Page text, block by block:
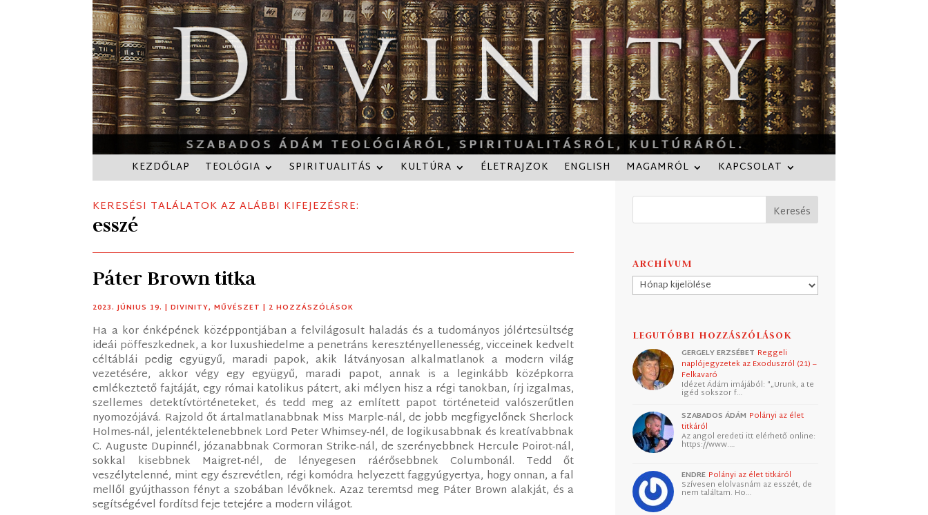
KEZDŐLAP TEOLÓGIA SPIRITUALITÁS KULTÚRA ÉLETRAJZOK ENGLISH MAGAMRÓL KAPCSOLAT
KERESÉSI TALÁLATOK AZ ALÁBBI KIFEJEZÉSRE:
esszé
Páter Brown titka
2023. JÚNIUS 19. |DIVINITY,MŰVÉSZET | 2 HOZZÁSZÓLÁSOK
Ha a kor énképének középpontjában a felvilágosult haladás és a tudományos jólértesültség
ideái pöffeszkednek, a kor luxushiedelme a penetráns keresztényellenesség, vicceinek kedvelt
céltáblái pedig együgyű, maradi papok, akik látványosan alkalmatlanok a modern világ
vezetésére, akkor végy egy együgyű, maradi papot, annak is a leginkább középkorra
emlékeztető fajtáját, egy római katolikus pátert, aki mélyen hisz a régi tanokban, írj izgalmas,
szellemes detektívtörténeteket, és tedd meg az említett papot történeteid valószerűtlen
nyomozójává. Rajzold őt ártalmatlanabbnak Miss Marple-nál, de jobb megfigyelőnek Sherlock
Holmes-nál, jelentéktelenebbnek Lord Peter Whimsey-nél, de logikusabbnak és kreatívabbnak
C. Auguste Dupinnél, józanabbnak Cormoran Strike-nál, de szerényebbnek Hercule Poirot-nál,
sokkal kisebbnek Maigret-nél, de lényegesen ráérősebbnek Columbonál. Tedd őt
veszélytelenné, mint egy észrevétlen, régi komódra helyezett faggyúgyertya, hogy onnan, a fal
mellől gyújthasson fényt a szobában lévőknek. Azaz teremtsd meg Páter Brown alakját, és a
segítségével fordítsd feje tetejére a modern világot.
ARCHÍVUM
Archívum
LEGUTÓBBI HOZZÁSZÓLÁSOK
GERGELY ERZSÉBET Reggeli
naplójegyzetek az Exoduszról (21) –
Felkavaró
Idézet Ádám imájából: "„Urunk, a te
igéd sokszor f…
SZABADOS ÁDÁM Polányi az élet
titkáról
Az angol eredeti itt elérhető online:
https://www.…
ENDRE Polányi az élet titkáról
Szívesen elolvasnám az esszét, de
nem találtam. Ho…